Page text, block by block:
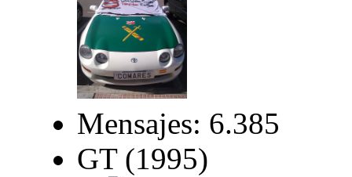
Mensajes: 6.385
GT (1995)